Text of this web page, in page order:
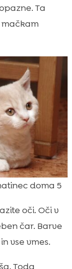
Ta
doma 5
oči. Oči v
čar. Barve
vse vmes.
Toda